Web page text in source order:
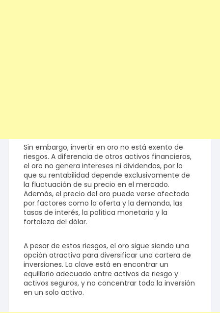
Sin embargo, invertir en oro no está exento de
riesgos. A diferencia de otros activos financieros,
el oro no genera intereses ni dividendos, por lo
que su rentabilidad depende exclusivamente de
la fluctuación de su precio en el mercado.
Además, el precio del oro puede verse afectado
por factores como la oferta y la demanda, las
tasas de interés, la política monetaria y la
fortaleza del dólar.
A pesar de estos riesgos, el oro sigue siendo una
opción atractiva para diversificar una cartera de
inversiones. La clave está en encontrar un
equilibrio adecuado entre activos de riesgo y
activos seguros, y no concentrar toda la inversión
en un solo activo.